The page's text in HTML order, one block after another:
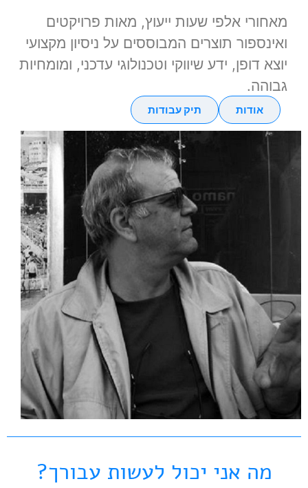
מאחורי אלפי שעות ייעוץ, מאות פרויקטים
ואינספור תוצרים המבוססים על ניסיון מקצועי
יוצא דופן, ידע שיווקי וטכנולוגי עדכני, ומומחיות
גבוהה.
אודות תיק עבודות
מה אני יכול לעשות עבורך?